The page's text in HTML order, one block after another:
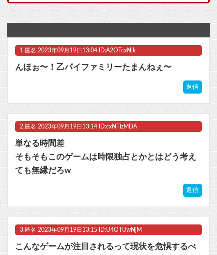
艦これ絵師「AIってみんな言うけど違います！証拠はこれです！」→結果……
【ペルキチ悲報】ペルソナ、完全にXBOXのモノになる
【ウマ娘】コミケで配布予定だった非公式グッズ「オグリキャップタマモクロスアクリル定規」意外(?)な落とし穴により配布を撤回することに…
ビットコイン再び1600万円へ。ドル円は147円に
Powered by livedoor 相互RSS
1. 匿名 2023年09月19日13:04 ID:A2OTcxNjk
んほぉ〜！乙パイファミリーたまんねぇ〜
返信
2. 匿名 2023年09月19日13:14 ID:cxNTIzMDA
単なる時間差
そもそもこのゲームは時限独占とかとはどう考え
ても無縁だろw
返信
3. 匿名 2023年09月19日13:15 ID:U4OTUwNjM
こんなゲームが注目されるって現状を危惧するべ